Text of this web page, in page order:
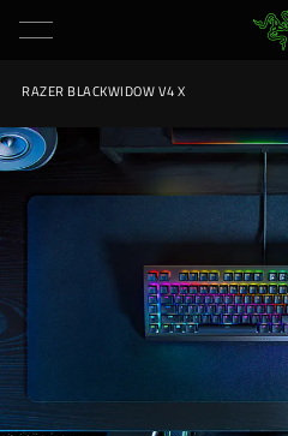
RAZER BLACKWIDOW V4 X